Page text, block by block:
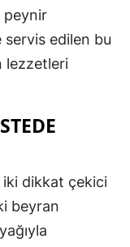
peynir
servis edilen bu
lezzetleri
iki dikkat çekici
beyran